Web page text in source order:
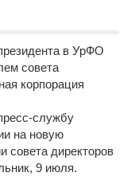
в УрФО
совета
корпорация
службу
на новую
совета директоров
9 июля.